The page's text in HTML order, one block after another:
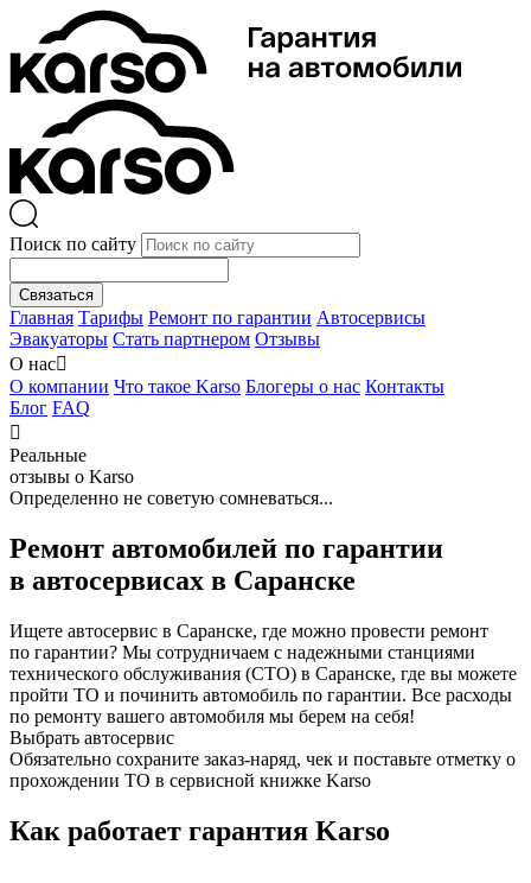
Поиск по сайту
Связаться
Главная Тарифы Ремонт по гарантии Автосервисы
Эвакуаторы Стать партнером Отзывы
О нас
О компании Что такое Karso Блогеры о нас Контакты
Блог FAQ

Реальные
отзывы о Karso
Определенно не советую сомневаться...
Ремонт автомобилей по гарантии
в автосервисах в Саранске
Ищете автосервис в Саранске, где можно провести ремонт
по гарантии? Мы сотрудничаем с надежными станциями
технического обслуживания (СТО) в Саранске, где вы можете
пройти ТО и починить автомобиль по гарантии. Все расходы
по ремонту вашего автомобиля мы берем на себя!
Выбрать автосервис
Обязательно сохраните заказ-наряд, чек и поставьте отметку о
прохождении ТО в сервисной книжке Karso
Как работает гарантия Karso